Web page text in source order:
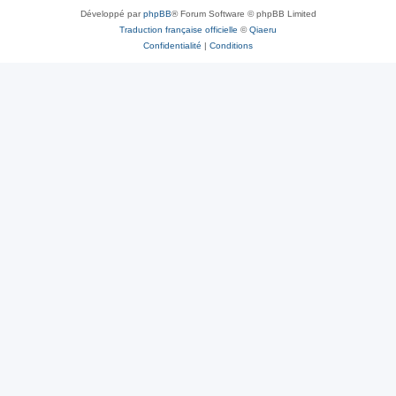
Développé parphpBB® Forum Software © phpBB Limited
Traduction française officielle ©Qiaeru
Confidentialité | Conditions